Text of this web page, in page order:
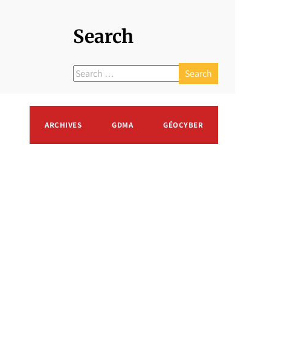
Search
ARCHIVES GDMA GÉOCYBER